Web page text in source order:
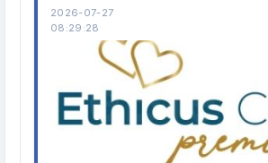
2026-07-27
08:29:28